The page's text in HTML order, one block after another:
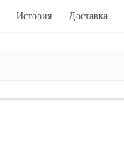
История Доставка